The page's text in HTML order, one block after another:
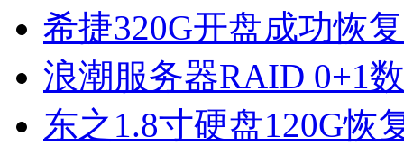
希捷320G开盘成功恢
浪潮服务器RAID 0+1
东之1.8寸硬盘120G恢